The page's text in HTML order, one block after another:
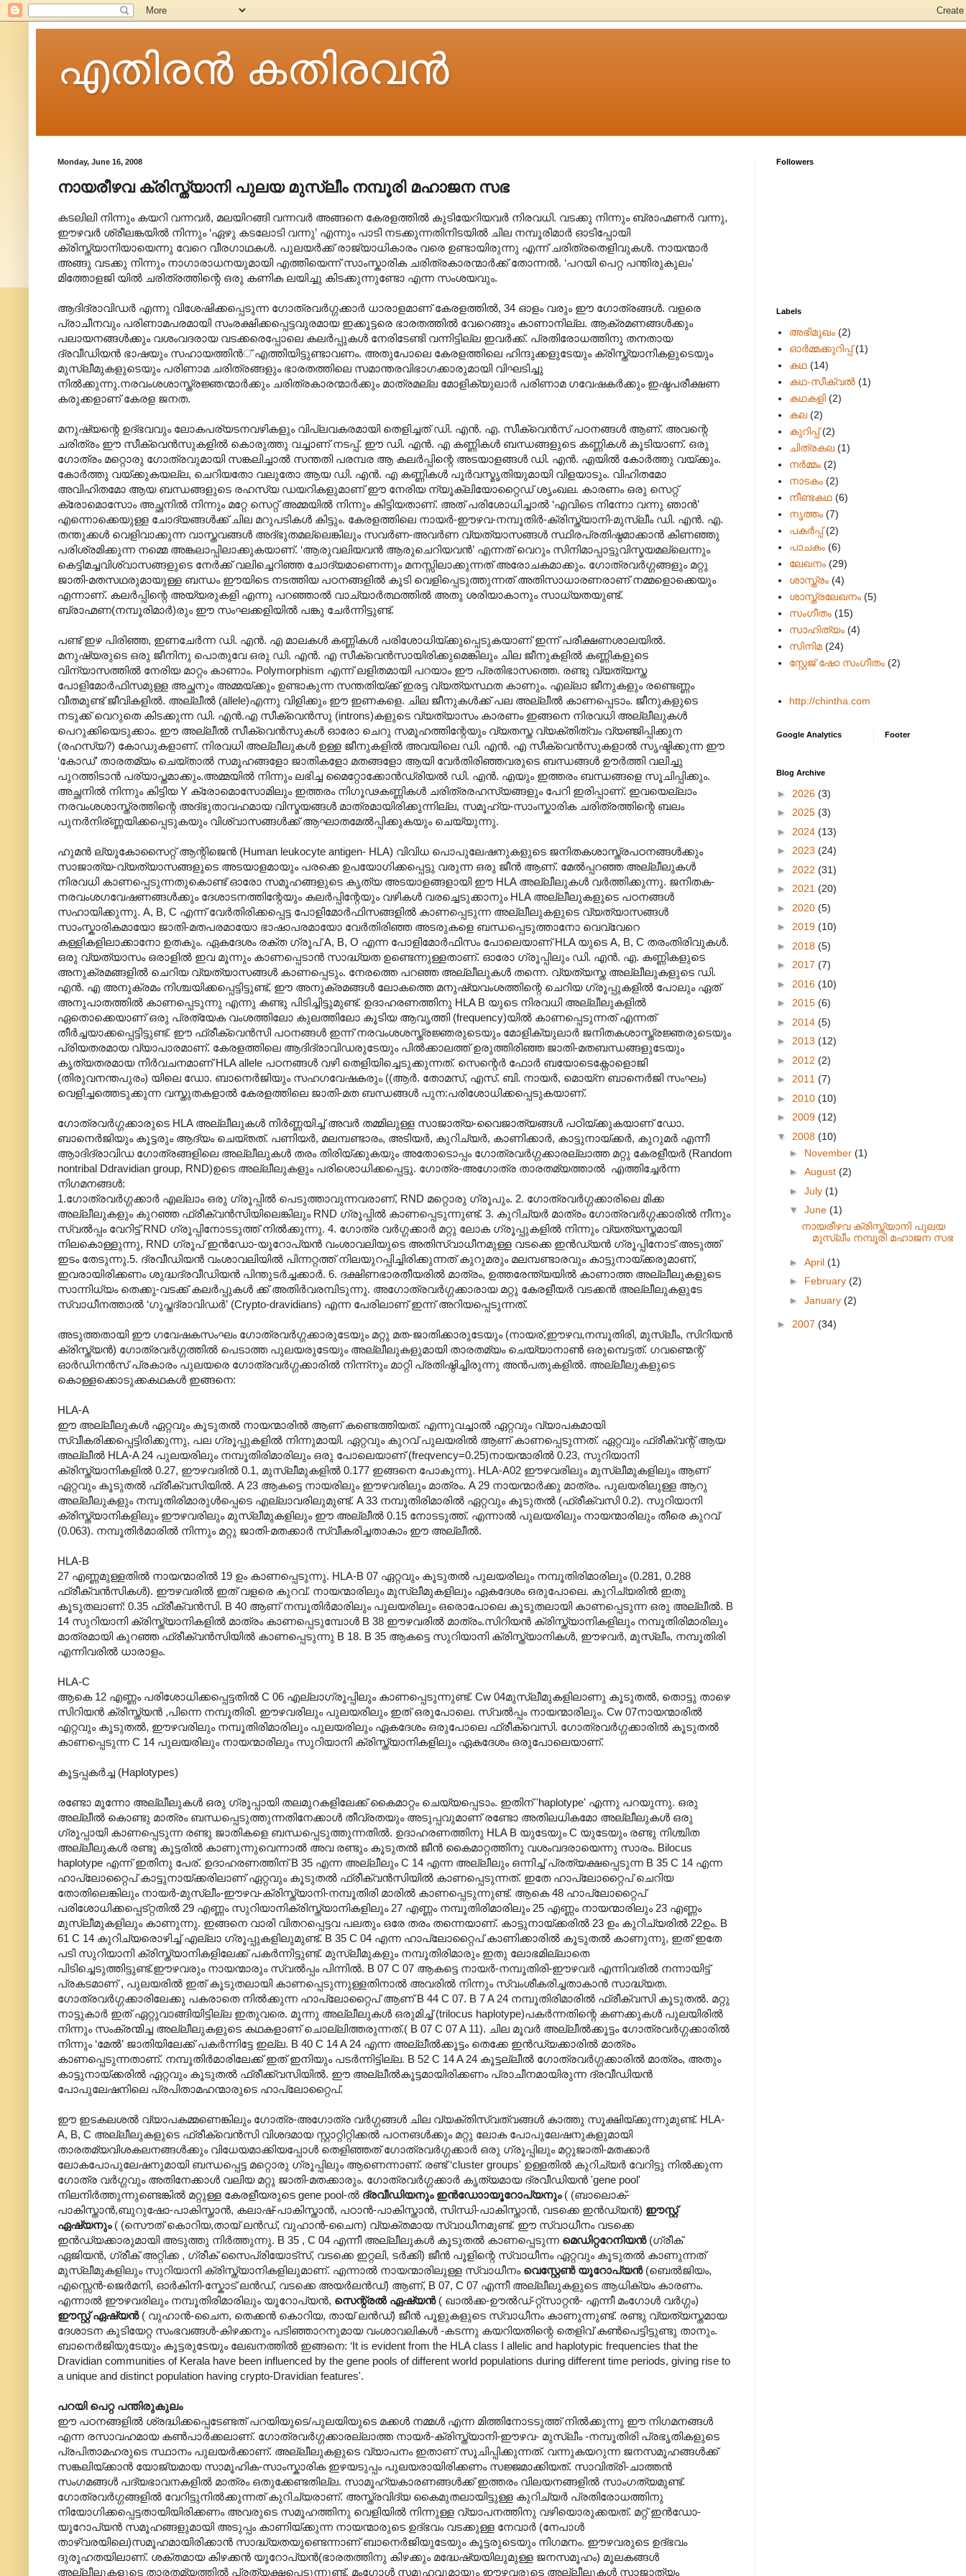
എതിരന്‍ കതിരവന്‍
Monday, June 16, 2008
നായരീഴവ ക്രിസ്ത്യാനി പുലയ മുസ്ലീം നമ്പൂരി മഹാജന സഭ
കടലിലി നിന്നും കയറി വന്നവര്‍, മലയിറങ്ങി വന്നവര്‍ അങ്ങനെ കേരളത്തില്‍ കുടിയേറിയവര്‍ നിരവധി. വടക്കു നിന്നും ബ്രാഹ്മണര്‍ വന്നു,
ഈഴവര്‍ ശ്രീലങ്കയില്‍ നിന്നും ‘ഏഴു കടലോടി വന്നു’ എന്നും പാടി നടക്കുന്നതിനിടയില്‍ ചില നമ്പൂരിമാര്‍ ഓടിപ്പോയി
ക്രിസ്ത്യാനിയായെന്നു വേറെ വീരഗാഥകള്‍. പുലയര്‍ക്ക് രാജ്യാധികാരം വരെ ഉണ്ടായിരുന്നു എന്ന് ചരിത്രതെളിവുകള്‍. നായന്മാര്‍
അങ്ങു വടക്കു നിന്നും നാഗാരാധനയുമായി എത്തിയെന്ന് സാംസ്കാരിക ചരിത്രകാരന്മാര്‍ക്ക് തോന്നല്‍. ‘പറയി പെറ്റ പന്തിരുകുലം’
മിത്തോളജി യില്‍ ചരിത്രത്തിന്റെ ഒരു കണിക ലയിച്ചു കിടക്കുന്നുണ്ടോ എന്ന സംശയവും.
ആദിദ്രാവിഡര്‍ എന്നു വിശേഷിക്കപ്പെടുന്ന ഗോത്രവര്‍ഗ്ഗക്കാര്‍ ധാരാളമാണ് കേരളത്തില്‍, 34 ഓളം വരും ഈ ഗോത്രങ്ങള്‍. വളരെ
പ്രാചീനവും പരിണാമപരമായി സംരക്ഷിക്കപ്പെട്ടവുരമായ ഇക്കൂട്ടരെ ഭാരതത്തില്‍ വേറെങ്ങും കാണാനില്ല. ആക്രമണങ്ങള്‍ക്കും
പലായനങ്ങള്‍ക്കും വശംവദരായ വടക്കരെപ്പോലെ കലര്‍പ്പുകള്‍ നേരിടേണ്ടി വന്നിട്ടില്ല ഇവര്‍ക്ക്. പ്രതിരോധത്തിനു തനതായ
ദ്രവീഡിയന്‍ ഭാഷയും സഹായത്തിന്‍് എത്തിയിട്ടുണ്ടാവണം. അതുപോലെ കേരളത്തിലെ ഹിന്ദുക്കളുടേയും ക്രിസ്ത്യാനികളുടെയും
മുസ്ലീമുകളുടെയും പരിണാമ ചരിത്രങ്ങളും ഭാരതത്തിലെ സമാന്തരവിഭാഗക്കാരുമായി വിഘടിച്ചു
നില്‍ക്കുന്നു.നരവംശശാസ്ത്രജ്ഞന്മാര്‍ക്കും ചരിത്രകാരന്മാര്‍ക്കും മാത്രമല്ല മോളിക്യുലാര്‍‍ പരിണാമ ഗവേഷകര്‍ക്കും ഇഷ്ടപരീക്ഷണ
കരുക്കളാണ് കേരള ജനത.
മനുഷ്യന്റെ ഉദ്ഭവവും ലോകപര്യടനവഴികളും വിപ്ലവകരമായി തെളിച്ചത് ഡി. എന്‍. എ. സീക്വെന്‍സ് പഠനങ്ങള്‍ ആണ്. അവന്റെ
ചരിത്രം ഈ സീക്വെന്‍സുകളില്‍ കൊരുത്തു വച്ചാണ് നടപ്പ്. ഈ ഡി. എന്‍. എ കണ്ണികള്‍ ബന്ധങ്ങളുടെ കണ്ണികള്‍ കൂടിയാണ്. ഒരു
ഗോത്രം മറ്റൊരു ഗോത്രവുമായി സങ്കലിച്ചാല്‍ സന്തതി പരമ്പര ആ കലര്‍പ്പിന്റെ അടയാളങ്ങള്‍ ഡി. എന്‍. എയില്‍ കോര്‍ത്തു വയ്ക്കും.
കോര്‍ത്തു വയ്ക്കുകയല്ല, ചെറിയതോ വലുതോ ആയ ഡി. എന്‍. എ കണ്ണികള്‍ പൂര്‍വസ്മൃതിയുമായി വിളയാടും. വിഹിതമോ
അവിഹിതമോ ആയ ബന്ധങ്ങളുടെ രഹസ്യ ഡയറികളുമാണ് ഈ നേരിയ ന്യൂക്ലിയോറ്റൈഡ് ശൃംഖല. കാരണം ഒരു സെറ്റ്
ക്രോമൊസോം അച്ഛനില്‍ നിന്നും മറ്റേ സെറ്റ് അമ്മയില്‍ നിന്നും കിട്ടിയതാണ്. അത് പരിശോധിച്ചാല്‍ ‘എവിടെ നിന്നോ വന്നു ഞാന്‍’
എന്നൊക്കെയുള്ള ചോദ്യങ്ങള്‍ക്ക് ചില മറുപടികള്‍ കിട്ടും. കേരളത്തിലെ നായര്‍-ഈഴവ-നമ്പൂതിര്‍-ക്രിസ്ത്യാനി-മുസ്ലീം ഡി. എന്‍. എ.
തന്തുക്കള്‍ വെളിവാക്കുന്ന വാസ്തവങ്ങള്‍ അദ്ഭുതമല്ലെങ്കിലും സവര്‍ണ-അവര്‍ണ വ്യത്യാസങ്ങള്‍ സ്ഥിരപ്രതിഷ്ഠമാക്കാന്‍ കിണഞ്ഞു
പരിശ്രമിക്കുന്ന നമ്മെ അങ്കലാപ്പിലാക്കുകയാണ്. ‘ആരുവലിയവന്‍ ആരുചെറിയവന്‍’ എന്നത് വെറും സിനിമാപ്പാട്ടുവിസ്മയമല്ലെന്നും
കെട്ടിമച്ചവിശ്വാസങ്ങളുടെ നേര്‍ക്ക് വലിച്ചെറിഞ്ഞ ചോദ്യമാണെന്നും മനസ്സിലാക്കുന്നത് അരോചകമാക്കും. ഗോത്രവര്‍ഗ്ഗങ്ങളും മറ്റു
ജാതി-മതസഥരുമായുള്ള ബന്ധം ഈയിടെ നടത്തിയ പഠനങ്ങളില്‍ കൂടി വെളിപ്പെടുത്തുന്നത് അതിസാധാരണരാണ് നമ്മളൊക്കെയും
എന്നാണ്. കലര്‍പ്പിന്റെ അയ്യരുകളി എന്നു പറഞ്ഞാല്‍ വാച്യാര്‍ത്ഥത്തില്‍ അതു ശരിയാകാനും സാധ്യതയുണ്ട്.
ബ്രാഹ്മണ(നമ്പൂരിമാര്‍)രും ഈ സംഘക്കളിയില്‍ പങ്കു ചേര്‍ന്നിട്ടുണ്ട്.
പണ്ട് ഇഴ പിരിഞ്ഞ, ഇണചേര്‍ന്ന ഡി. എന്‍. എ മാലകള്‍ കണ്ണികള്‍ പരിശോധിയ്ക്കുപ്പെടുകയാണ് ഇന്ന് പരീക്ഷണശാലയില്‍.
മനുഷ്യരുടെ ഒരു ജീനിനു പൊതുവേ ഒരു ഡി. എന്‍. എ സീക്വെന്‍സായിരിക്കുമെങ്കിലും ചില ജീനുകളില്‍ കണ്ണികളുടെ
വിന്യാസത്തില്‍ നേരിയ മാറ്റം കാണാം. Polymorphism എന്ന് ലളിതമായി പറയാം ഈ പ്രതിഭാസത്തെ. രണ്ടു വ്യത്യസ്ത
പോളിമോര്‍ഫിസമുള്ള അച്ഛനും അമ്മയ്ക്കും ഉണ്ടാകുന്ന സന്തതിയ്ക്ക് ഇരട്ട വ്യത്യസ്ഥത കാണും. എല്ലാ ജീനുകളും രണ്ടെണ്ണം
വീതമുണ്ട് ജീവികളില്‍. അല്ലീല്‍ (allele)എന്നു വിളിക്കും ഈ ഇണകളെ. ചില ജീനുകള്‍ക്ക് പല അല്ലീല്‍ കാണപ്പെടാം. ജീനുകളുടെ
നടുക്ക് വെറുതെ കിടക്കുന്ന ഡി. എന്‍.എ സീക്വെന്‍സു (introns)കളുടെ വ്യത്യാസം കാരണം ഇങ്ങനെ നിരവധി അല്ലീലുകള്‍
പെറുക്കിയെടുക്കാം. ഈ അല്ലീല്‍ സീക്വെന്‍സുകള്‍ ഓരോ ചെറു സമൂഹത്തിന്റേയും വ്യതസ്ത വ്യക്തിത്വം വ്യഞ്ജിപ്പിക്കുന
(രഹസ്യ?) കോഡുകളാണ്. നിരവധി അല്ലീലുകള്‍ ഉള്ള ജീനുകളില്‍‍ അവയിലെ ഡി. എന്‍. എ സീക്വെന്‍സുകളാല്‍ സൃഷ്ടിക്കുന്ന ഈ
‘കോഡ്’ താരതമ്യം ചെയ്താല്‍ സമൂഹങ്ങളോ ജാതികളോ മതങ്ങളോ ആയി വേര്‍തിരിഞ്ഞവരുടെ ബന്ധങ്ങള്‍ ഊര്‍ത്തി വലിച്ചു
പുറത്തിടാന്‍ പര്യാപ്തമാക്കും.അമ്മയില്‍ നിന്നും ലഭിച്ച മൈറ്റോക്കോന്‍ഡ്രിയല്‍ ഡി. എന്‍. എയും ഇത്തരം ബന്ധങ്ങളെ സൂചിപ്പിക്കും.
അച്ഛനില്‍ നിന്നും കിട്ടിയ Y ക്രോമൊസോമിലും ഇത്തരം നിഗൂഢകണ്ണികള്‍ ചരിത്രരഹസ്യങ്ങളും പേറി ഇരിപ്പാണ്. ഇവയെല്ലാം
നരവംശശാസ്ത്രത്തിന്റെ അദ്ഭുതാവഹമായ വിസ്മയങ്ങള്‍ മാത്രമായിരിക്കുന്നില്ല, സമൂഹ്യ-സാംസ്കാരിക ചരിത്രത്തിന്റെ ബലം
പുനര്‍നിര്ണ്ണയിക്കപ്പെടുകയും വിശ്വാസങ്ങള്‍ക്ക് ആഘാതമേല്‍പ്പിക്കുകയും ചെയ്യുന്നു.
ഹുമന്‍ ല്യൂകോസൈറ്റ് ആന്റിജെന്‍ (Human leukocyte antigen- HLA) വിവിധ പൊപുലേഷനുകളുടെ ജനിതകശാസ്ത്രപഠനങ്ങള്‍ക്കും
സാജാത്യ-വ്യത്യാസങ്ങളുടെ അടയാളമായും പരക്കെ ഉപയോഗിക്കപ്പെട്ടു വരുന്ന ഒരു ജീന്‍ ആണ്. മേല്‍പ്പറഞ്ഞ അല്ലീലുകള്‍
നിരവധി കാണപ്പെടുന്നതുകൊണ്ട് ഓരോ സമൂഹങ്ങളുടെ കൃത്യ അടയാളങ്ങളായി ഈ HLA അല്ലീലുകള്‍ വര്‍ത്തിക്കുന്നു. ജനിതക-
നരവംശഗവേഷണങ്ങള്‍ക്കും ദേശാടനത്തിന്റേയും കലര്‍പ്പിന്റേയും വഴികള്‍ വരച്ചെടുക്കാനും HLA അല്ലീലുകളുടെ പഠനങ്ങള്‍
സഹായിക്കുന്നു. A, B, C എന്ന് വേര്‍തിരിക്കപ്പെട്ട പോളിമോര്‍ഫിസങ്ങളില്‍ കാണപ്പെടുന്ന അല്ലീലുകളുടെ വ്യത്യാസങ്ങള്‍
സാംസ്കാരികമായോ ജാതി-മതപരമായോ ഭാഷാപരമായോ വേര്‍തിരിഞ്ഞ അടരുകളെ ബന്ധപ്പെടുത്താനോ വെവ്വേറെ
കള്ളികളിലാക്കാനോ ഉതകും. ഏകദേശം രക്ത ഗ്രൂപ് A, B, O എന്ന പോളിമോര്‍ഫിസം പോലെയാണ് HLA യുടെ A, B, C തരംതിരിവുകള്‍.
ഒരു വ്യത്യാസം ഒരാളില്‍ ഇവ മൂന്നും കാണപ്പെടാന്‍ സാദ്ധ്യത ഉണ്ടെന്നുള്ളതാണ്. ഓരോ ഗ്രൂപ്പിലും ഡി. എന്‍. എ. കണ്ണികളുടെ
അനുക്രമങ്ങളില്‍ ചെറിയ വ്യത്യാസങ്ങള്‍ കാണപ്പെടും. നേരത്തെ പറഞ്ഞ അല്ലീലുകള്‍ തന്നെ. വ്യത്യസ്ത അല്ലീലുകളുടെ ഡി.
എന്‍. എ അനുക്രമം നിശ്ചയിക്കപ്പെട്ടിട്ടുണ്ട്, ഈ അനുക്രമങ്ങള്‍ ലോകത്തെ മനുഷ്യവംശത്തിന്റെ ചെറിയ ഗ്രൂപ്പുകളില്‍ പോലും ഏത്
അനുപാതത്തില്‍ കാണപ്പെടുന്നു എന്നു കണ്ടു പിടിച്ചിട്ടുമുണ്ട്. ഉദാഹരണത്തിനു HLA B യുടെ നിരവധി അല്ലീലുകളില്‍
ഏതൊക്കെയാണ് ഒരു പ്രത്യേക വംശത്തിലോ കുലത്തിലോ കൂടിയ ആവൃത്തി (frequency)യില്‍ കാണപ്പെടുന്നത് എന്നത്
തീര്‍ച്ചയാക്കപ്പെട്ടിട്ടുണ്ട്. ഈ ഫ്രീക്വെന്‍സി പഠനങ്ങള്‍ ഇന്ന് നരവംശശസ്ത്രജ്ഞരുടെയും മോളിക്യുലാര്‍ ജനിതകശാസ്ത്രജ്ഞരുടെയും
പ്രിയതരമായ വ്യാപാരമാണ്. കേരളത്തിലെ ആദിദ്രാവിഡരുടേയും പില്‍ക്കാലത്ത് ഉരുത്തിരിഞ്ഞ ജാതി-മതബന്ധങ്ങളുടേയും
കൃത്യതരമായ നിര്‍വചനമാണ് HLA allele പഠനങ്ങള്‍ വഴി തെളിയിച്ചെടുക്കുന്നത്. സെന്റെര്‍ ഫോര്‍ ബയോടെക്നോളൊജി
(തിരുവനന്തപുരം) യിലെ ഡോ. ബാനെര്‍ജിയും സഹഗവേഷകരും ((ആര്‍. തോമസ്, എസ്. ബി. നായര്‍, മൊയ്ന ബാനെര്‍ജി സംഘം)
വെളിച്ചത്തെടുക്കുന്ന വസ്തുതകളാല്‍‍ കേരളത്തിലെ ജാതി-മത ബന്ധങ്ങള്‍ പുന:പരിശോധിക്കപ്പെടുകയാണ്.
ഗോത്രവര്‍ഗ്ഗക്കാരുടെ HLA അല്ലീലുകള്‍ നിര്‍ണ്ണയിച്ച് അവര്‍ തമ്മിലുള്ള സാജാത്യ-വൈജാത്യങ്ങള്‍ പഠിയ്ക്കുകയാണ് ഡോ.
ബാനെര്‍ജിയും കൂട്ടരും ആദ്യം ചെയ്തത്. പണിയര്‍, മലമ്പണ്ടാരം, അടിയര്‍, കുറിച്യര്‍, കാണിക്കാര്‍, കാട്ടുനായ്ക്കര്‍, കുറുമര്‍ എന്നീ
ആ‍ാദിദ്രാവിഡ ഗോത്രങ്ങളിലെ അല്ലീലുകള്‍ തരം തിരിയ്ക്കുകയും അതോടൊപ്പം ഗോത്രവര്‍ഗ്ഗക്കാരല്ലാത്ത മറ്റു കേരളീയര്‍ (Random
nontribal Ddravidian group, RND)ഉടെ അല്ലീലുകളും പരിശൊധിക്കപ്പെട്ടു. ഗോത്ര-അഗോത്ര താരതമ്യത്താല്‍ ‍ എത്തിച്ചേര്‍ന്ന
നിഗമനങ്ങള്‍:
1.ഗോത്രവര്‍ഗ്ഗക്കാര്‍ എല്ലാം ഒരു ഗ്രൂപ്പില്‍ പെടുത്താവുന്നവരാണ്, RND മറ്റൊരു ഗ്രൂപും. 2. ഗോത്രവര്‍ഗ്ഗക്കാരിലെ മിക്ക
അല്ലീലുകളും കുറഞ്ഞ ഫ്രീക്വന്‍സിയിലെങ്കിലും RND ഗ്രൂപ്പില്‍ കാണപ്പെടുന്നുണ്ട്. 3. കുറിച്യര്‍ മാത്രം ഗോത്രവര്‍ഗ്ഗക്കാരില്‍ നീനും
സ്വല്‍പ്പം വേറിട്ട് RND ഗ്രൂപ്പിനോടടുത്ത് നില്‍ക്കുന്നു. 4. ഗോത്ര വര്‍ഗ്ഗക്കാര്‍ മറ്റു ലോക ഗ്രൂപ്പുകളില്‍ നിന്നും വ്യത്യസ്തമായി
നിലകൊള്ളുന്നു, RND ഗ്രൂപ് ഇന്‍ഡോ-യൂറോപ്യന്‍ വംശാവലിയുടെ അതിസ്വാധീനമുള്ള വടക്കെ ഇന്‍ഡ്യന്‍ ഗ്രൂപ്പിനോട് അടുത്ത്
ഇടം തേടുന്നു.5. ദ്രവീഡിയന്‍ വംശാവലിയില്‍ പിന്നറ്റത്ത് നിലയുറപ്പിച്ചിരിക്കുന്നത് കുറുമരും മലമ്പണ്ടാരവും കാട്ടുനായ്ക്കരുമാണ്,
ഇവരായിരിക്കണം ശുദ്ധദ്രവീഡിയന്‍ പിന്തുടര്‍ച്ചക്കാര്‍. 6. ദക്ഷിണഭാരതീയരില്‍ മാത്രം, ഉത്തരേന്ത്യയില്‍ കാണാത്ത അല്ലീലുകളുടെ
സാന്നിധ്യം തെക്കു-വടക്ക് കലര്‍പ്പുകള്‍ ക്ക് അതിര്‍വരമ്പിടുന്നു. അഗോത്രവര്‍ഗ്ഗക്കാരായ മറ്റു കേരളീയര്‍ വടക്കന്‍ അല്ലീലുകളുടേ
സ്വാധീനത്താല്‍ ‘ഗുപ്തദ്രാവിഡര്‍’‍ (Crypto-dravidians) എന്ന പേരിലാണ് ഇന്ന് അറിയപ്പെടുന്നത്.
അടുത്തതായി ഈ ഗവേഷകസംഘം ഗോത്രവര്‍ഗ്ഗക്കാരുടേയും മറ്റു മത-ജാതിക്കാരുടേയും (നായര്,ഈഴവ,നമ്പൂതിരി‍, മുസ്ലീം, സിറിയന്‍
ക്രിസ്ത്യന്‍) ഗോത്രവര്‍ഗ്ഗത്തില്‍ പെടാത്ത പുലയരുടേയും അല്ലീലുകളുമായി താരതമ്യം ചെയ്യാനാണ്‍ ഒരുമ്പെട്ടത്. ഗവണ്മെന്റ്
ഓര്‍ഡിനന്‍സ് പ്രകാരം പുലയരെ ഗോത്രവര്‍ഗ്ഗക്കാരില്‍ നിന്ന്നും മാറ്റി പ്രതിഷ്ഠിച്ചിരുന്നു അന്‍പതുകളില്‍. അല്ലീലുകളുടെ
കൊള്ളക്കൊടുക്കകഥകള്‍ ഇങ്ങനെ:
HLA-A
ഈ അല്ലീലുകള്‍ ഏറ്റവും കൂടുതല്‍ നായന്മാരില്‍ ആണ് കണ്ടെത്തിയത്. എന്നുവച്ചാല്‍ ഏറ്റവും വ്യാപകമായി
സ്വീകരിക്കപ്പെട്ടിരിക്കുന്നു, പല ഗ്രൂപ്പുകളില്‍ നിന്നുമായി. ഏറ്റവും കുറവ് പുലയരില്‍ ആണ് കാണപ്പെടുന്നത്. ഏറ്റവും ഫ്രീക്വന്റ് ആയ
അല്ലീല്‍ HLA-A 24 പുലയരിലും നമ്പൂതിരിമാരിലും ഒരു പോലെയാണ് (freqvency=0.25)നായന്മാരില്‍ 0.23, സുറിയാനി‍
ക്രിസ്ത്യാനികളില്‍ 0.27, ഈഴവരില്‍ 0.1, മുസ്ലീമുകളില്‍ 0.177 ഇങ്ങനെ പോകുന്നു. HLA-A02 ഈഴവരിലും മുസ്ലീമുകളിലും ആണ്
ഏറ്റവും കൂടുതല്‍ ഫ്രീക്വസിയില്‍. A 23 ആകട്ടെ നായരിലും ഈഴവരിലും മാത്രം. A 29 നായന്മാര്‍ക്കു മാത്രം. പുലയരിലുള്ള ആറു
അല്ലീലുകളും നമ്പൂതിരിമാരുള്‍പ്പെടെ എല്ലാവരിലുമുണ്ട്. A 33 നമ്പൂതിരിമാരില്‍ ഏറ്റവും കൂടുതല്‍ (ഫ്രീക്വസി 0.2). സുറിയാനി
ക്രിസ്ത്യാനികളിലും ഈഴവരിലും മുസ്ലീമുകളിലും ഈ അല്ലീല്‍ 0.15 നോടടുത്ത്. എന്നാല്‍ പുലയരിലും നായന്മാരിലും തീരെ കുറവ്
(0.063). നമ്പൂതിര്‍മാരില്‍ നിന്നും മറ്റു ജാതി-മതക്കാര്‍ സ്വീകരിച്ചതാകാം ഈ അല്ലീല്‍.
HLA-B
27 എണ്ണമുള്ളതില്‍ നായന്മാരില്‍ 19 ഉം കാണപ്പെടുന്നു. HLA-B 07 ഏറ്റവും കൂടുതല്‍ പുലയരിലും നമ്പൂതിരിമാരിലും (0.281, 0.288
ഫ്രീക്വന്‍സികള്‍). ഈഴവരില്‍ ഇത് വളരെ കുറവ്. നായന്മാരിലും മുസ്ലീമുകളിലും ഏകദേശം ഒരുപോലെ. കുറിച്യരില്‍ ഇതു
കൂടുതലാണ്: 0.35 ഫ്രീക്വന്‍സി. B 40 ആണ് നമ്പൂതിര്‍മാരിലും പുലയരിലും ഒരൊപോലെ കൂടുതലായി കാണപ്പെടുന്ന ഒരു അല്ലീല്‍. B
14 സുറിയാനി ക്രിസ്ത്യാനികളില്‍ മാത്രം കാണപ്പെടുമ്പോള്‍ B 38 ഈഴവരില്‍ മാത്രം.സിറിയന്‍ ക്രിസ്ത്യാനികളിലും നമ്പൂതിരി‍മാരിലും
മാത്രമായി കുറഞ്ഞ ഫ്രീക്വന്‍സിയില്‍ കാണപ്പെടുന്നു B 18. B 35 ആകട്ടെ സുറിയാനി ക്രിസ്ത്യാനികള്‍, ഈഴവര്‍, മുസ്ലീം, നമ്പൂതിരി
എന്നിവരില്‍ ധാരാളം.
HLA-C
ആകെ 12 എണ്ണം പരിശോധിക്കപ്പെട്ടതില്‍ C 06 എല്ലാഗ്രൂപ്പിലും കാണപ്പെടുന്നുണ്ട്. Cw 04മുസ്ലീമുകളിലാണു കൂടുതല്‍, തൊട്ടു താഴെ
സിറിയന്‍‍ ക്രിസ്ത്യന്‍ ,പിന്നെ നമ്പൂതിരി. ഈഴവരിലും പുലയരിലും ഇത് ഒരുപോലെ. സ്വല്‍പ്പം നായന്മാരിലും. Cw 07നായന്മാരില്‍
എറ്റവും കൂടുതല്‍, ഈഴവരിലും നമ്പൂതിരിമാരിലും പുലയരിലും ഏകദേശം ഒരുപോലെ ഫ്രീക്വെസി. ഗോത്രവര്‍ഗ്ഗക്കാരില്‍ കൂടുതല്‍
കാണപ്പെടുന്ന C 14 പുലയരിലും നായന്മാരിലും സുറിയാനി ക്രിസ്ത്യാനികളിലും ഏകദേശം ഒരുപോലെയാണ്.
കൂട്ടപ്പകര്‍ച്ച (Haplotypes)
രണ്ടോ മൂന്നോ അല്ലീലുകള്‍ ഒരു ഗ്രൂപ്പായി തലമുറകളിലേക്ക് കൈമാറ്റം ചെയ്യപ്പെടാം. ഇതിന് 'haplotype' എന്നു പറയുന്നു. ഒരു
അല്ലീല്‍ കൊണ്ടു മാത്രം ബന്ധപ്പെടുത്തുന്നതിനേക്കാള്‍ തീവ്രതയും അടുപ്പവുമാണ് രണ്ടോ അതിലധികമോ അല്ലീലുകള്‍ ഒരു
ഗ്രൂപ്പായി കാണപ്പെടുന്ന രണ്ടു ജാതികളെ ബന്ധപ്പെടുത്തുന്നതില്‍. ഉദാഹരണത്തിനു HLA B യുടേയും C യുടേയും രണ്ടു നിശ്ചിത
അല്ലീലുകള്‍ രണ്ടു കൂട്ടരില്‍ കാണുന്നുവെന്നാല്‍ അവ രണ്ടും കൂടുതല്‍ ജീന്‍ കൈമാറ്റത്തിനു വശംവദരായെന്നു സാരം. Bilocus
haplotype എന്ന് ഇതിനു പേര്. ഉദാഹരണത്തിന് B 35 എന്ന അല്ലീലും C 14 എന്ന അല്ലീലും ഒന്നിച്ച് പ്രത്യക്ഷപ്പെടുന്ന B 35 C 14 എന്ന
ഹാപ്ലോറ്റൈപ് കാട്ടുനായ്ക്കരിലാണ് ഏറ്റവും കൂടുതല്‍ ഫ്രീക്വന്‍സിയില്‍ കാണപ്പെടുന്നത്. ഇതേ ഹാപ്ലോറ്റൈപ് ചെറിയ
തോതിലെങ്കിലും നായര്‍-മുസ്ലീം-ഈഴവ-ക്രിസ്ത്യാനി-നമ്പൂതിരി മാരില്‍ കാണപ്പെടുന്നുണ്ട്. ആകെ 48 ഹാപ്ലോറ്റൈപ്
പരിശോധിക്കപ്പെട്റ്റതില്‍ 29 എണ്ണം സുറിയാനിക്രിസ്ത്യാനികളിലും 27 എണ്ണം നമ്പൂതിരിമാരിലും 25 എണ്ണം നായന്മാരിലും 23 എണ്ണം
മുസ്ലീമുകളിലും കാണുന്നു. ഇങ്ങനെ വാരി വിതറപ്പെട്ടവ പലതും ഒരേ തരം തന്നെയാണ്. കാട്ടുനായ്ക്കരില്‍ 23 ഉം കുറിച്യരില്‍ 22ഉം. B
61 C 14 കുറിച്യരൊഴിച്ച് എല്ലാ ഗ്രൂപ്പുകളിലുമുണ്ട്. B 35 C 04 എന്ന ഹാപ്ലോറ്റൈപ് കാണിക്കാരില്‍ കൂടുതല്‍ കാണുന്നു, ഇത് ഇതേ
പടി സുറിയാനി‍ ക്രിസ്ത്യാനികളിലേക്ക് പകര്‍ന്നിട്ടുണ്ട്. മുസ്ലീമുകളും നമ്പൂതിരിമാരും ഇതു ലോഭമില്ലാതെ
പിടിച്ചെടുത്തിട്ടുണ്ട്.ഈഴവരും നായന്മാരും സ്വല്‍പ്പം പിന്നില്‍. B 07 C 07 ആകട്ടെ നായര്‍-നമ്പൂതിരി-ഈഴവര്‍ എന്നിവരില്‍ നന്നായിട്ട്
പ്രകടമാണ് , പുലയരില്‍ ഇത് കൂടുതലായി കാണപ്പെടുന്നുള്ളതിനാല്‍ അവരില്‍ നിന്നും സ്വംശീകരിച്ചതാകാന്‍ സാദ്ധ്യത.
ഗോത്രവര്‍ഗ്ഗക്കാരിലേക്കു പകരാതെ നില്‍ക്കുന്ന ഹാപ്ലോറ്റൈപ് ആണ് B 44 C 07. B 7 A 24 നമ്പൂതിരിമാരില്‍ ഫ്രീക്വസി കൂടുതല്‍. മറ്റു
നാട്ടുകാര്‍ ഇത് ഏറ്റുവാങ്ങിയിട്ടില്ല ഇതുവരെ. മൂന്നു അല്ലീലുകള്‍ ഒരുമിച്ച് (trilocus haplotype)പകര്‍ന്നതിന്റെ കണക്കുകള്‍ പുലയിരില്‍
നിന്നും സംക്രന്മിച്ച അല്ലീലുകളുടെ കഥകളാണ് ചൊല്ലിത്തരുന്നത്.( B 07 C 07 A 11). ചില മൂവര്‍ അല്ലീല്‍ക്കൂട്ടം ഗോത്രവര്‍ഗ്ഗക്കാരില്‍
നിന്നും ‘മേല്‍’ ജാതിയിലേക്ക് പകര്‍ന്നിട്ടേ ഇല്ല. B 40 C 14 A 24 എന്ന അല്ലീല്‍ക്കൂട്ടം തെക്കേ ഇന്‍ഡ്യക്കാരില്‍ മാത്രം
കാണപ്പെടുന്നതാണ്. നമ്പൂതിര്‍മാരിലേക്ക് ഇത് ഇനിയും പടര്‍ന്നിട്ടില്ല. B 52 C 14 A 24 കൂട്ടല്ലീല്‍ ഗോത്രവര്‍ഗ്ഗക്കാരില്‍ മാത്രം, അതും
കാട്ടുനായ്ക്കരില്‍ ഏറ്റവും കൂടുതല്‍ ഫ്രീക്ക്വസിയില്‍. ഈ അല്ലീല്‍കൂട്ടമായിരിക്കണം പ്രാചീനമായിരുന്ന ദ്രവീഡിയന്‍
പോപുലേഷനിലെ പ്രപിതാമഹന്മാരുടെ ഹാപ്ലോറ്റൈപ്.
ഈ ഇടകലശല്‍ വ്യാപകമ്മണെങ്കിലും ഗോത്ര-അഗോത്ര വര്‍ഗ്ഗങ്ങള്‍ ചില വ്യക്തിസ്വത്വങ്ങള്‍ കാത്തു സൂക്ഷിയ്ക്കുന്നുമുണ്ട്. HLA-
A, B, C അല്ലീലുകളുടെ ഫ്രീക്വെന്‍സി വിശദമായ സ്റ്റാറ്റിറ്റിക്കല്‍ പഠനങള്‍ക്കും മറ്റു ലോക പോപുലേഷനുകളുമായി
താരതമ്യവിശകലനങ്ങള്‍ക്കും വിധേയമാക്കിയപ്പോള്‍ തെളിഞ്ഞത് ഗോത്രവര്‍ഗ്ഗക്കാര്‍ ഒരു ഗ്രൂപ്പിലും മറ്റുജാതി-മതക്കാര്‍
ലോകപോപുലേഷനുമായി ബന്ധപ്പെട്ട മറ്റൊരു ഗ്രൂപ്പിലും ആണെന്നാണ്. രണ്ട് ‘cluster groups' ഉള്ളതില്‍ കുറിച്യര്‍ വേറിട്ടു നില്‍ക്കുന്ന
ഗോത്ര വര്‍ഗ്ഗവും അതിനേക്കാള്‍ വലിയ മറ്റു ജാതി-മതക്കാരും. ഗോത്രവര്‍ഗ്ഗക്കാര്‍ കൃത്യമായ ദ്രവീഡിയന്‍ 'gene pool'
നിലനിര്‍ത്തുന്നുണ്ടെങ്കില്‍ മറ്റുള്ള കേരളീയരുടെ gene pool-ല്‍‍ ദ്രവീഡിയനും ഇന്‍ഡോ‍ായൂറോപ്യനും ( (ബാലൊക്-
പാകിസ്താന്‍,ബുറുഷോ-പാകിസ്താന്‍, കലാഷ്-പാകിസ്താന്‍, പഠാന്‍-പാകിസ്താന്‍, സിന്ധി-പാകിസ്താന്‍, വടക്കെ ഇന്‍ഡ്യന്‍) ഈസ്റ്റ്
ഏഷ്യനും ( (സൌത് കൊറിയ,തായ് ലന്‍ഡ്, വുഹാന്‍-ചൈന) വ്യക്തമായ സ്വാധീനമുണ്ട്. ഈ സ്വാധീനം വടക്കെ
ഇന്‍ഡ്യക്കാരുമായി അടുത്തു നിര്‍ത്തുന്നു. B 35 , C 04 എന്നീ അല്ലീലുകള്‍ കൂടുതല്‍ കാണപ്പെടുന്ന മെഡിറ്ററേനിയന്‍(ഗ്രീക്
ഏജിയന്‍, ഗ്രീക് അറ്റിക്ക , ഗ്രീക് സൈപ്രിയോട്സ്, വടക്കെ ഇറ്റലി, ടര്‍ക്കി) ജീന്‍ പൂളിന്റെ സ്വാധീനം ഏറ്റവും കൂടുതല്‍ കാണുന്നത്
മുസ്ലീമുകളിലും സുറിയാനി ക്രിസ്ത്യാനികളിലുമാണ്. എന്നാല്‍ നായന്മാരിലുള്ള സ്വാധീനം വെസ്റ്റേണ്‍ യൂറോപ്യന്‍ (ബെല്‍ജിയം,
എസ്സെന്‍-ജെര്‍മനി, ഓര്‍കിനി-സ്കോട് ലന്‍ഡ്, വടക്കെ അയര്‍ലന്‍ഡ്) ആണ്, B 07, C 07 എന്നീ അല്ലീലുകളുടെ ആധിക്യം കാരണം.
എന്നാല്‍ ഈഴവരിലും നമ്പൂതിരിമാരിലും യൂറോപ്യന്‍, സെന്റ്രല്‍ ഏഷ്യന്‍ ( ഖാല്‍ക്ക-ഊല്‍ഡ്-റ്റ്സാറ്റന്‍- എന്നീ മംഗോള്‍ വര്‍ഗ്ഗം)
ഈസ്റ്റ് ഏഷ്യന്‍ ( വുഹാന്‍-ചൈന, തെക്കന്‍ കൊറിയ, തായ് ലന്‍ഡ്) ജീന്‍ പൂളുകളുടെ സ്വാധീനം കാണുന്നുണ്ട്. രണ്ടു വ്യത്യസ്തമായ
ദേശാടന കുടിയേറ്റ സംഭവങ്ങള്‍-കിഴക്കനും പടിഞ്ഞാറനുമായ വംശാവലികള്‍ -കടന്നു കയറിയതിന്റെ തെളിവ് കണ്‍പെട്ടിട്ടുണ്ടു താനും.
ബാനെര്‍ജിയുടേയും കൂട്ടരുടേയും ലേഖനത്തില്‍ ഇങ്ങനെ: ‘It is evident from the HLA class I allelic and haplotypic frequencies that the
Dravidian communities of Kerala have been influenced by the gene pools of different world populations during different time periods, giving rise to
a unique and distinct population having crypto-Dravidian features'.
പറയി പെറ്റ പന്തിരുകുലം
ഈ പഠനങ്ങളില്‍ ശ്രദ്ധിക്കപ്പെടേണ്ടത് പറയിയുടെ/പുലയിയുടെ മക്കള്‍ നമ്മള്‍ എന്ന മിത്തിനോടടുത്ത് നില്‍ക്കുന്നു ഈ നിഗമനങ്ങള്‍
എന്ന രസാവഹമായ കണ്‍പാര്‍ക്കലാണ്. ഗോത്രവര്‍ഗ്ഗക്കാരല്ലാത്ത നായര്‍-ക്രിസ്ത്യാനി-ഈഴവ- മുസ്ലീം -നമ്പൂതിരി പ്രഭൃതികളുടെ
പ്രപിതാമഹരുടെ സ്ഥാനം പുലയര്‍ക്കാണ്. അല്ലീലുകളുടെ വ്യാപനം ഇതാണ് സൂചിപ്പിക്കുന്നത്. വന്നുകയറുന്ന ജനസമൂഹങ്ങള്‍ക്ക്
സങ്കലിയ്ക്കാന്‍ യോജ്യമായ സാമൂഹിക-സാംസ്കാരിക ഇഴയടുപ്പം പുലയരായിരിക്കണം സജ്ജമാക്കിയത്. സാവിത്രി-ചാത്തന്‍
സംഗമങ്ങള്‍ പദ്യഭാവനകളില്‍‍ മാത്രം ഒതുക്കേണ്ടതില്ല. സാമൂഹ്യകാരണങ്ങള്‍ക്ക് ഇത്തരം വിലയനങ്ങളില്‍ സാംഗത്യമുണ്ട്.
ഗോത്രവര്‍ഗ്ഗങ്ങളില്‍ വേറിട്ടുനില്‍ക്കുന്നത് കുറിച്യരാണ്. അസ്ത്രവിദ്യ കൈമുതലായിട്ടുള്ള കുറിച്യര്‍ പ്രതിരോധത്തിനു
നിയോഗിക്കപ്പെട്ടതായിയിരിക്കണം അവരുടെ സമൂഹത്തിനു വെളിയില്‍ നിന്നുള്ള വ്യാപനത്തിനു വഴിയൊരുക്കയത്. മറ്റ് ഇന്‍ഡോ-
യൂറോപ്യന്‍ സമൂഹങ്ങളുമായി അടുപ്പം കാണിയ്ക്കുന്ന നായന്മാരുടെ ഉദ്ഭവം വടക്കുള്ള നേവാര്‍ (നേപാള്‍
താഴ്വരയിലെ)സമൂഹമായിരിക്കാന്‍ സാദ്ധ്യതയുണ്ടെന്നാണ് ബാനെര്‍ജിയുടേയും കൂട്ടരുടെയും നിഗമനം. ഈഴവരുടെ ഉദ്ഭവം
ദുരൂഹതയിലാണ്. ശക്തമായ കിഴക്കന്‍ യൂറോപ്യന്‍(ഭാരതത്തിനു കിഴക്കും മദ്ധേഷ്യയിലുമുള്ള ജനസമൂഹം) മൂലകങ്ങള്‍
അല്ലീലുകളുടെ താരതമ്യത്തില്‍ പ്രത്യക്ഷപ്പെടുന്നുണ്ട്. മംഗോള്‍ സമൂഹവുമായും ഈഴവരുടെ അല്ലീലുകള്‍ സാജാത്യം
Followers
Labels
അഭിമുഖം (2)
ഓർമ്മക്കുറിപ്പ് (1)
കഥ (14)
കഥ-സീക്വല്‍ (1)
കഥകളി (2)
കല (2)
കുറിപ്പ് (2)
ചിത്രകല (1)
നർമ്മം (2)
നാടകം (2)
നീണ്ടകഥ (6)
നൃത്തം (7)
പകര്‍പ്പ് (2)
പാചകം (6)
ലേഖനം (29)
ശാസ്ത്രം (4)
ശാസ്ത്രലേഖനം (5)
സംഗീതം (15)
സാഹിത്യം (4)
സിനിമ (24)
സ്റ്റേജ് ഷോ സംഗീതം (2)
http://chintha.com
Google Analytics Footer
Blog Archive
► 2026 (3)
► 2025 (3)
► 2024 (13)
► 2023 (24)
► 2022 (31)
► 2021 (20)
► 2020 (5)
► 2019 (10)
► 2018 (5)
► 2017 (7)
► 2016 (10)
► 2015 (6)
► 2014 (5)
► 2013 (12)
► 2012 (2)
► 2011 (7)
► 2010 (10)
► 2009 (12)
▼ 2008 (10)
► November (1)
► August (2)
► July (1)
▼ June (1)
നായരീഴവ ക്രിസ്ത്യാനി പുലയ
മുസ്ലീം നമ്പൂരി മഹാജന സഭ
► April (1)
► February (2)
► January (2)
► 2007 (34)